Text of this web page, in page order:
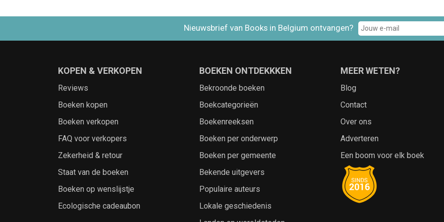
Nieuwsbrief van Books in Belgium ontvangen?
KOPEN & VERKOPEN
Reviews
Boeken kopen
Boeken verkopen
FAQ voor verkopers
Zekerheid & retour
Staat van de boeken
Boeken op wenslijstje
Ecologische cadeaubon
BOEKEN ONTDEKKKEN
Bekroonde boeken
Boekcategorieën
Boekenreeksen
Boeken per onderwerp
Boeken per gemeente
Bekende uitgevers
Populaire auteurs
Lokale geschiedenis
MEER WETEN?
Blog
Contact
Over ons
Adverteren
Een boom voor elk boek